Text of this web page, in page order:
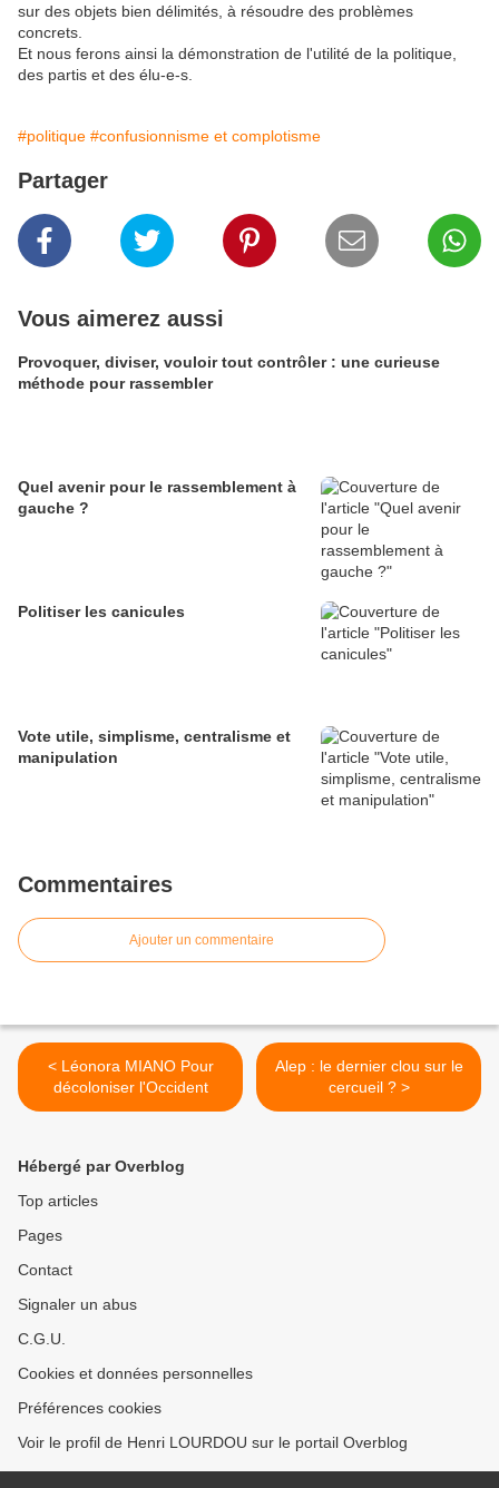
sur des objets bien délimités, à résoudre des problèmes
concrets.
Et nous ferons ainsi la démonstration de l'utilité de la politique,
des partis et des élu-e-s.
#politique #confusionnisme et complotisme
Partager
Vous aimerez aussi
Provoquer, diviser, vouloir tout contrôler : une curieuse
méthode pour rassembler
Quel avenir pour le rassemblement à
gauche ?
Politiser les canicules
Vote utile, simplisme, centralisme et
manipulation
Commentaires
Ajouter un commentaire
< Léonora MIANO Pour
décoloniser l'Occident
Alep : le dernier clou sur le
cercueil ? >
Hébergé par Overblog
Top articles
Pages
Contact
Signaler un abus
C.G.U.
Cookies et données personnelles
Préférences cookies
Voir le profil de Henri LOURDOU sur le portail Overblog